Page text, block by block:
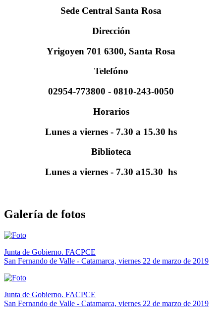
Sede Central Santa Rosa
Dirección
Yrigoyen 701 6300, Santa Rosa
Telefóno
02954-773800 - 0810-243-0050
Horarios
Lunes a viernes - 7.30 a 15.30 hs
Biblioteca
Lunes a viernes - 7.30 a15.30 hs
Galería de fotos
Junta de Gobierno. FACPCE
San Fernando de Valle - Catamarca, viernes 22 de marzo de 2019
Junta de Gobierno. FACPCE
San Fernando de Valle - Catamarca, viernes 22 de marzo de 2019